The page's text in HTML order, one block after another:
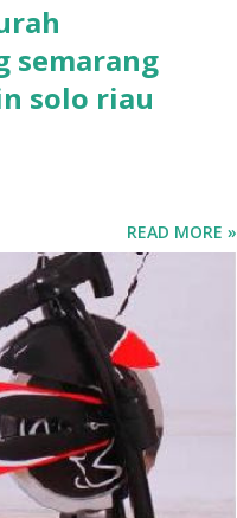
semarang
solo riau
READ MORE »